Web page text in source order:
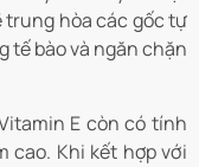
trung hòa các gốc tự
tế bào và ngăn chặn
E còn có tính
cao. Khi kết hợp với